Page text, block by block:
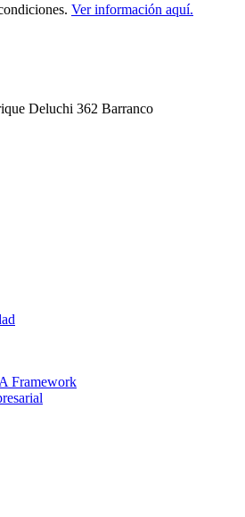
Ver información aquí.
Deluchi 362 Barranco
Framework